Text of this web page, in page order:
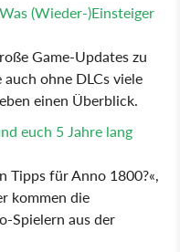
(Wieder-)Einsteiger
Game-Updates zu
ohne DLCs viele
einen Überblick.
euch 5 Jahre lang
Tipps für Anno 1800?«,
kommen die
Spielern aus der